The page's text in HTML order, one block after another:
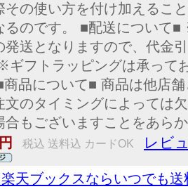
その使い方を付け加えるこ
るのです。 ■配送について
発送となりますので、代金
ギフトラッピングは承って
商品について■ 商品は他店
文のタイミングによっては
合もございますことをあら
税込 送料込 カードOK レビ
楽天ブックスならいつでも